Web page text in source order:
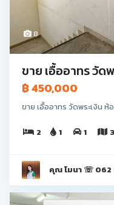
8
ขาย เอื้ออาทร วัด
฿ 450,000
ขาย เอื้ออาทร วัดพระเงิน ห้
2 1 1
คุณ โมนา ☏ 062